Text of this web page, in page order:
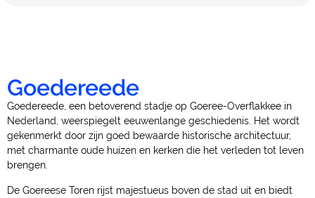
Goedereede
Goedereede, een betoverend stadje op Goeree-Overflakkee in
Nederland, weerspiegelt eeuwenlange geschiedenis. Het wordt
gekenmerkt door zijn goed bewaarde historische architectuur,
met charmante oude huizen en kerken die het verleden tot leven
brengen.
De Goereese Toren rijst majestueus boven de stad uit en biedt